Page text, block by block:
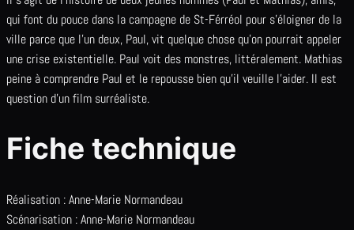
qui font du pouce dans la campagne de St-Férréol pour s’éloigner de la
ville parce que l’un deux, Paul, vit quelque chose qu’on pourrait appeler
une crise existentielle. Paul voit des monstres, littéralement. Mathias
peine à comprendre Paul et le repousse bien qu’il veuille l’aider. Il est
question d’un film surréaliste.
Fiche technique
Réalisation : Anne-Marie Normandeau
Scénarisation : Anne-Marie Normandeau